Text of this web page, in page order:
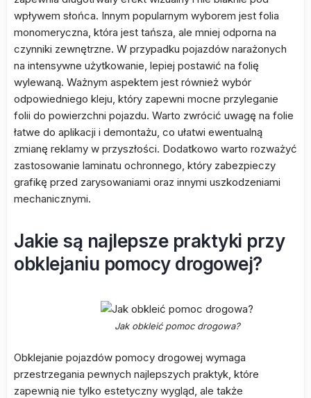
wpływem słońca. Innym popularnym wyborem jest folia
monomeryczna, która jest tańsza, ale mniej odporna na
czynniki zewnętrzne. W przypadku pojazdów narażonych
na intensywne użytkowanie, lepiej postawić na folię
wylewaną. Ważnym aspektem jest również wybór
odpowiedniego kleju, który zapewni mocne przyleganie
folii do powierzchni pojazdu. Warto zwrócić uwagę na folie
łatwe do aplikacji i demontażu, co ułatwi ewentualną
zmianę reklamy w przyszłości. Dodatkowo warto rozważyć
zastosowanie laminatu ochronnego, który zabezpieczy
grafikę przed zarysowaniami oraz innymi uszkodzeniami
mechanicznymi.
Jakie są najlepsze praktyki przy
obklejaniu pomocy drogowej?
Jak obkleić pomoc drogowa?
Obklejanie pojazdów pomocy drogowej wymaga
przestrzegania pewnych najlepszych praktyk, które
zapewnią nie tylko estetyczny wygląd, ale także